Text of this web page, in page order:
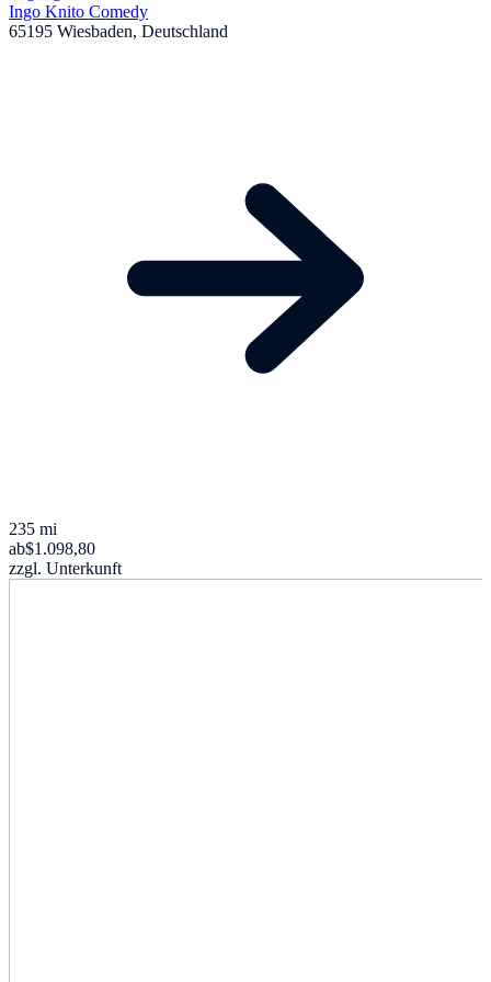
Ingo Knito Comedy
65195 Wiesbaden, Deutschland
235 mi
ab$1.098,80
zzgl. Unterkunft